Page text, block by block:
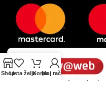
ShopLista željaKorpaMoj račun